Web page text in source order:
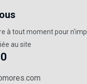
à tout moment pour
au site